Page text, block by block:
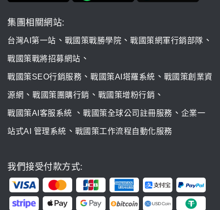
集團相關網站:
台灣AI第一站 、 戰國策戰勝學院 、 戰國策網軍行銷部隊 、
戰國策戰將招募網站 、
戰國策SEO行銷服務 、 戰國策AI塔羅系統 、 戰國策創業資
源網 、 戰國策團購行銷 、 戰國策增粉行銷 、
戰國策AI客服系統 、 戰國策全球公司註冊服務 、 企業一
站式AI 管理系統 、 戰國策工作流程自動化服務
我們接受付款方式: